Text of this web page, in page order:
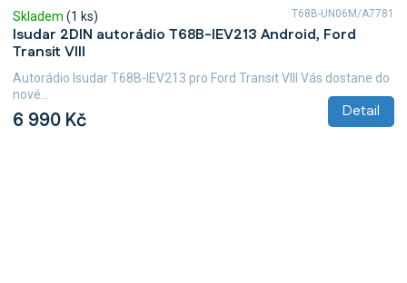
Isudar 2DIN autorádio T68B-IEV213 Android, Ford
Transit VIII
Skladem (1 ks)
6 990 Kč Detail
Autorádio Isudar T68B-IEV213 pro Ford Transit VIII Vás dostane do
nové...
T68B-UN06M/A7781